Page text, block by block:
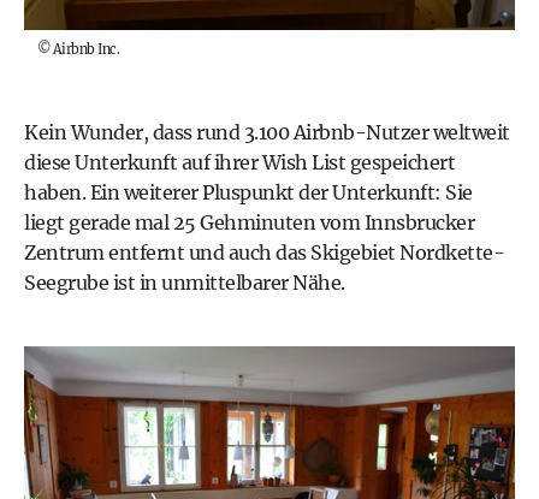
©Airbnb Inc.
Kein Wunder, dass rund 3.100 Airbnb-Nutzer weltweit
diese Unterkunft auf ihrer Wish List gespeichert
haben. Ein weiterer Pluspunkt der Unterkunft: Sie
liegt gerade mal 25 Gehminuten vom Innsbrucker
Zentrum entfernt und auch das Skigebiet Nordkette-
Seegrube ist in unmittelbarer Nähe.